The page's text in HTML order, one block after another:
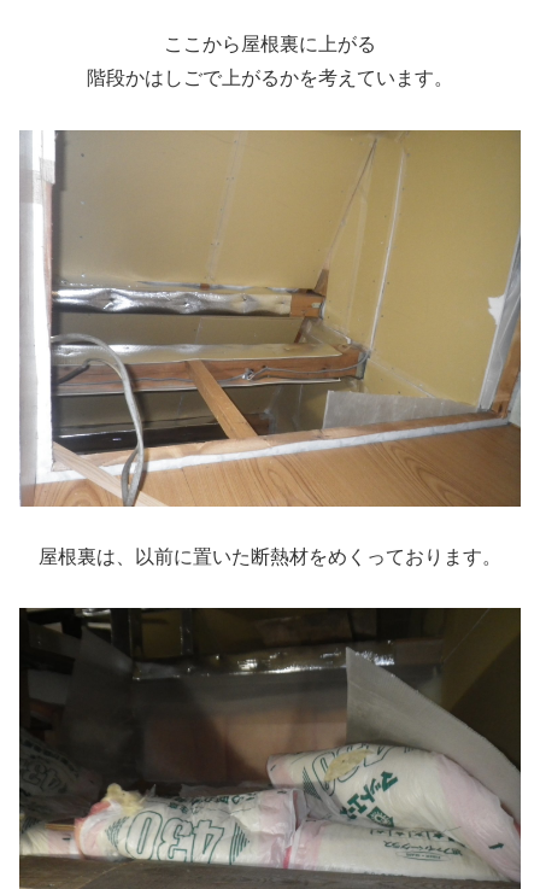
ここから屋根裏に上がる
階段かはしごで上がるかを考えています。
屋根裏は、以前に置いた断熱材をめくっております。